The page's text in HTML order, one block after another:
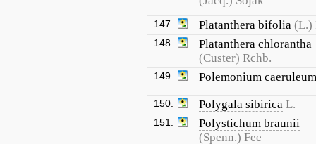
147. Platanthera bifolia (L.)
148.
Platanthera chlorantha
(Custer) Rchb.
149. Polemonium caeruleum
150. Polygala sibirica L.
151.
Polystichum braunii
(Spenn.) Fee